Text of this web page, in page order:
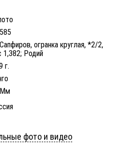
огранка круглая, *2/2,
1,382; Родий
г.
фото и видео